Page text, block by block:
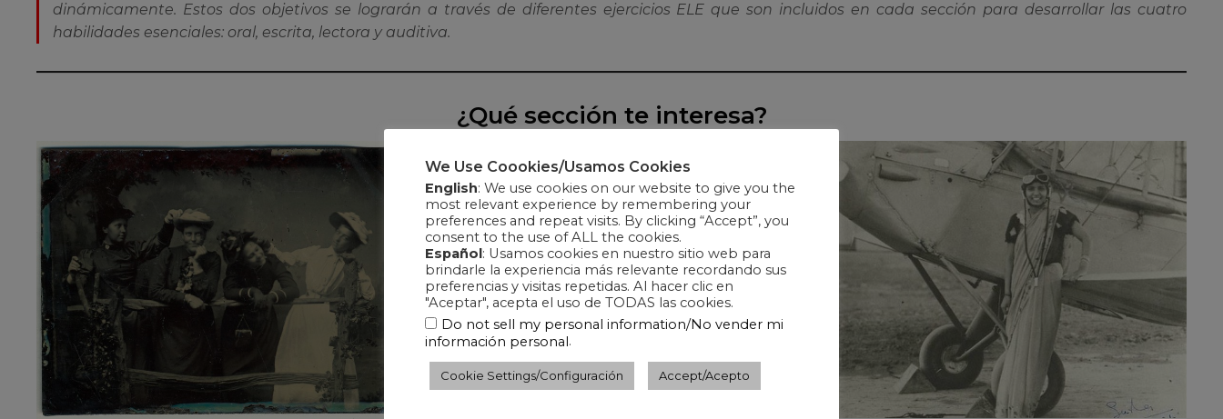
dinámicamente. Estos dos objetivos se lograrán a través de diferentes ejercicios ELE que son incluidos en cada sección para desarrollar las cuatro
habilidades esenciales: oral, escrita, lectora y auditiva.
¿Qué sección te interesa?
We Use Coookies/Usamos Cookies
English: We use cookies on our website to give you the
most relevant experience by remembering your
preferences and repeat visits. By clicking “Accept”, you
consent to the use of ALL the cookies.
Español: Usamos cookies en nuestro sitio web para
brindarle la experiencia más relevante recordando sus
preferencias y visitas repetidas. Al hacer clic en
"Aceptar", acepta el uso de TODAS las cookies.
Do not sell my personal information/No vender mi
información personal.
Cookie Settings/Configuración Accept/Acepto